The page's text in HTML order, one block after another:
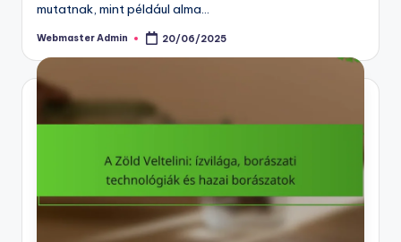
mutatnak, mint például alma…
Posted
Webmaster Admin 20/06/2025